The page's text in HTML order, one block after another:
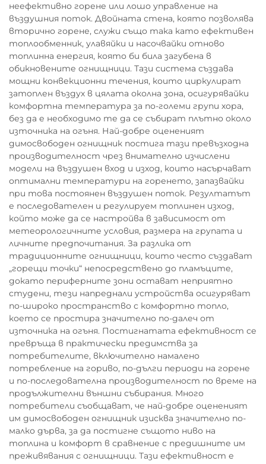
неефективно горене или лошо управление на
въздушния поток. Двойната стена, която позволява
вторично горене, служи също така като ефективен
топлообменник, улавяйки и насочвайки отново
топлинна енергия, която би била загубена в
обикновените огнищници. Тази система създава
мощни конвекционни течения, които циркулират
затоплен въздух в цялата околна зона, осигурявайки
комфортна температура за по-големи групи хора,
без да е необходимо те да се събират плътно около
източника на огъня. Най-добре оцененият
димосвободен огнищник постига тази превъзходна
производителност чрез внимателно изчислени
модели на въздушен вход и изход, които насърчават
оптимални температури на горенето, запазвайки
при това постоянен въздушен поток. Резултатът
е последователен и регулируем топлинен изход,
който може да се настройва в зависимост от
метеорологичните условия, размера на групата и
личните предпочитания. За разлика от
традиционните огнищници, които често създават
„горещи точки“ непосредствено до пламъците,
докато периферните зони остават неприятно
студени, тези напреднали устройства осигуряват
по-широко пространство с комфортно топло,
което се простира значително по-далеч от
източника на огъня. Постигнатата ефективност се
превръща в практически предимства за
потребителите, включително намалено
потребление на гориво, по-дълги периоди на горене
и по-последователна производителност по време на
продължителни външни събирания. Много
потребители съобщават, че най-добре оцененият
им димосвободен огнищник изисква значително по-
малко дърва, за да постигне същото ниво на
топлина и комфорт в сравнение с предишните им
преживявания с огнищници. Тази ефективност е